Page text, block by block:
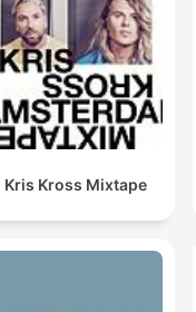
Kris Kross Mixtape